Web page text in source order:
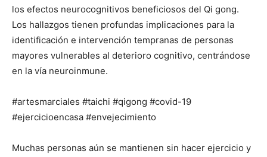
los efectos neurocognitivos beneficiosos del Qi gong.
Los hallazgos tienen profundas implicaciones para la
identificación e intervención tempranas de personas
mayores vulnerables al deterioro cognitivo, centrándose
en la vía neuroinmune.
#artesmarciales #taichi #qigong #covid-19
#ejercicioencasa #envejecimiento
Muchas personas aún se mantienen sin hacer ejercicio y